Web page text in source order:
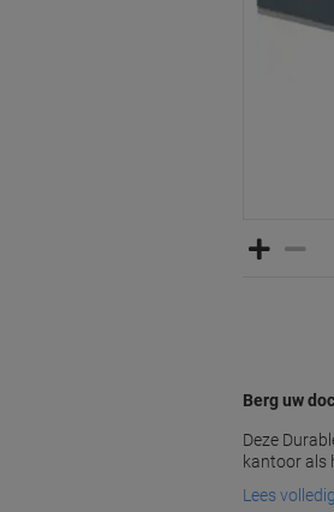
Berg uw
Deze
kantoor als
Lees